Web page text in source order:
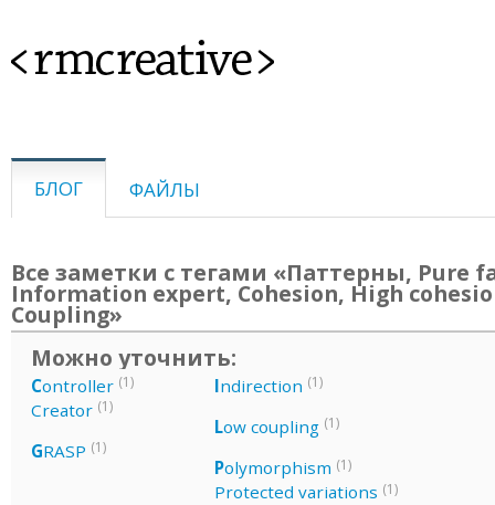
<rmcreative>
БЛОГ ФАЙЛЫ
Все заметки с тегами «Паттерны, Pure
Information expert, Cohesion, High
Coupling»
Можно уточнить:
Controller (1)
Creator (1)
GRASP (1)
Indirection (1)
Low coupling (1)
Polymorphism (1)
Protected variations (1)